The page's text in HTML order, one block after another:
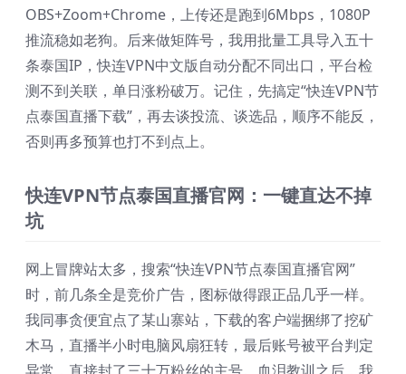
OBS+Zoom+Chrome，上传还是跑到6Mbps，1080P
推流稳如老狗。后来做矩阵号，我用批量工具导入五十
条泰国IP，快连VPN中文版自动分配不同出口，平台检
测不到关联，单日涨粉破万。记住，先搞定“快连VPN节
点泰国直播下载”，再去谈投流、谈选品，顺序不能反，
否则再多预算也打不到点上。
快连VPN节点泰国直播官网：一键直达不掉
坑
网上冒牌站太多，搜索“快连VPN节点泰国直播官网”
时，前几条全是竞价广告，图标做得跟正品几乎一样。
我同事贪便宜点了某山寨站，下载的客户端捆绑了挖矿
木马，直播半小时电脑风扇狂转，最后账号被平台判定